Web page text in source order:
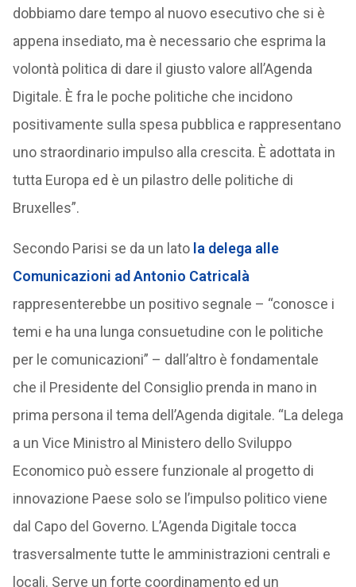
dobbiamo dare tempo al nuovo esecutivo che si è
appena insediato, ma è necessario che esprima la
volontà politica di dare il giusto valore all’Agenda
Digitale. È fra le poche politiche che incidono
positivamente sulla spesa pubblica e rappresentano
uno straordinario impulso alla crescita. È adottata in
tutta Europa ed è un pilastro delle politiche di
Bruxelles”.
Secondo Parisi se da un lato la delega alle
Comunicazioni ad Antonio Catricalà
rappresenterebbe un positivo segnale – “conosce i
temi e ha una lunga consuetudine con le politiche
per le comunicazioni” – dall’altro è fondamentale
che il Presidente del Consiglio prenda in mano in
prima persona il tema dell’Agenda digitale. “La delega
a un Vice Ministro al Ministero dello Sviluppo
Economico può essere funzionale al progetto di
innovazione Paese solo se l’impulso politico viene
dal Capo del Governo. L’Agenda Digitale tocca
trasversalmente tutte le amministrazioni centrali e
locali. Serve un forte coordinamento ed un